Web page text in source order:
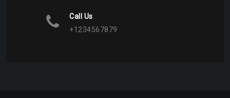
Call Us
+1234567879